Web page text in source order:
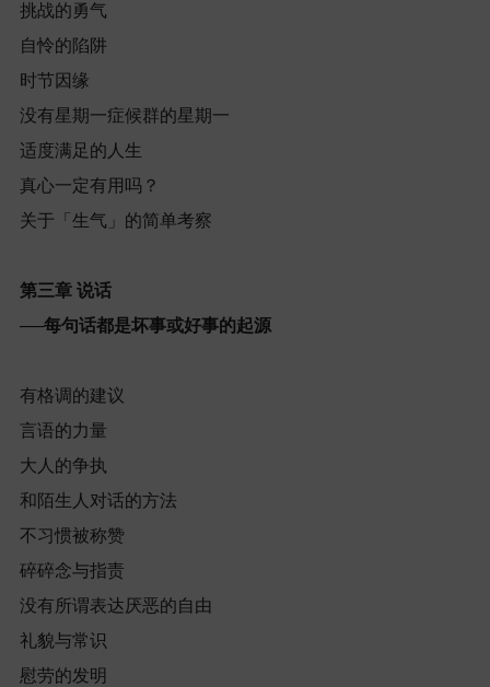
挑战的勇气
自怜的陷阱
时节因缘
没有星期一症候群的星期一
适度满足的人生
真心一定有用吗？
关于「生气」的简单考察
第三章 说话
──每句话都是坏事或好事的起源
有格调的建议
言语的力量
大人的争执
和陌生人对话的方法
不习惯被称赞
碎碎念与指责
没有所谓表达厌恶的自由
礼貌与常识
慰劳的发明